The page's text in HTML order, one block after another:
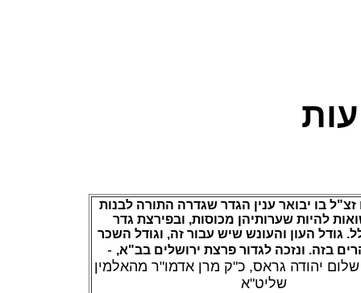
זצ"לבו יבואר ענין הגדר שגדרה התורה לבנות
להיות שערותיהן מכוסות, ובפירצת גדר
גודל העון והעונש שיש עבור זה, וגודל השכר
בזה. ונזכה לגדור פרצת ירושלים בב"א,
-
יהודה גראס, כ"ק מרן אדמו"ר מהאלמין
שליט"א